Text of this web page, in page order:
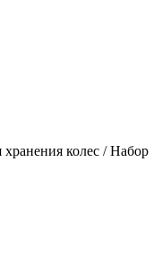
колес / Набор